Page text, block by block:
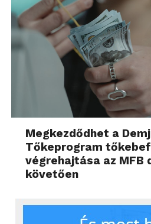
Megkezdődhet a
Tőkeprogram
végrehajtása az MFB
követően